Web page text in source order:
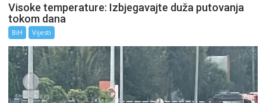
Visoke temperature: Izbjegavajte duža putovanja
tokom dana
BiH Vijesti